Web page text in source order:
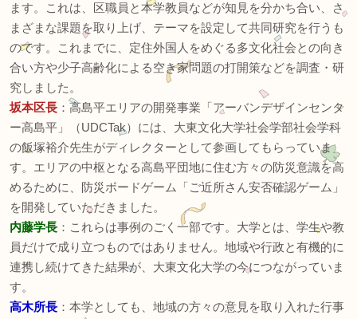
ます。これは、区職員と本学教員などが知見を分かち合い、さ
まざまな課題を取り上げ、テーマを設定して共同研究を行うも
のです。これまでに、定住外国人をめぐる多文化社会との向き
合い方や少子高齢化による空き家問題の打開策などを調査・研
究しました。
坂本区長 ：高島平エリアの開発事業「アーバンデザインセンタ
ー高島平」（UDCTak）には、大東文化大学社会学部社会学科
の飯塚裕介先生がディレクターとして参画してもらっていま
す。エリアの中枢となる高島平団地に住む方々の防災意識を高
めるために、防災ボードゲーム「ご近所さん安否確認ゲーム」
を開発していただきました。
内藤学長 ：これらは事例のごく一部です。大学とは、学生や教
員だけで成り立つものではありません。地域や行政と有機的に
連携し続けてきた結果が、大東文化大学の今につながっていま
す。
高木所長 ：本学としても、地域の方々の意見を取り入れた行事